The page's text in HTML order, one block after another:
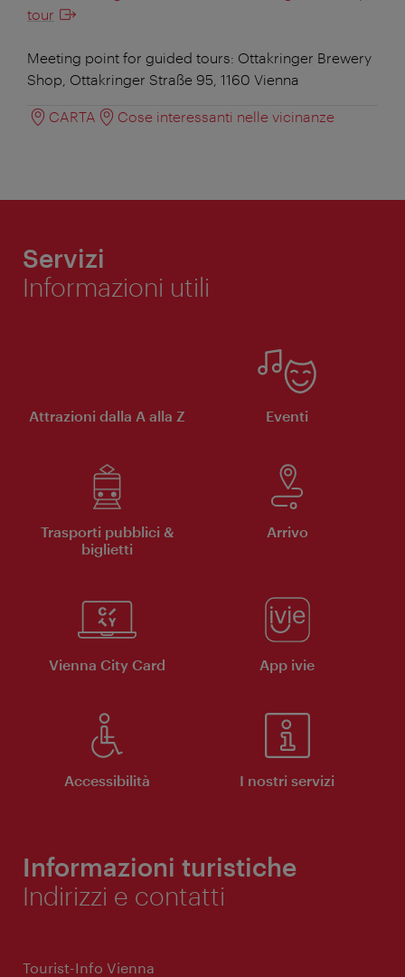
tour
Meeting point for guided tours: Ottakringer Brewery
Shop, Ottakringer Straße 95, 1160 Vienna
CARTA Cose interessanti nelle vicinanze
Servizi
Informazioni utili
Attrazioni dalla A alla Z Eventi
Trasporti pubblici &
biglietti
Arrivo
Vienna City Card App ivie
Accessibilità I nostri servizi
Informazioni turistiche
Indirizzi e contatti
Tourist-Info Vienna